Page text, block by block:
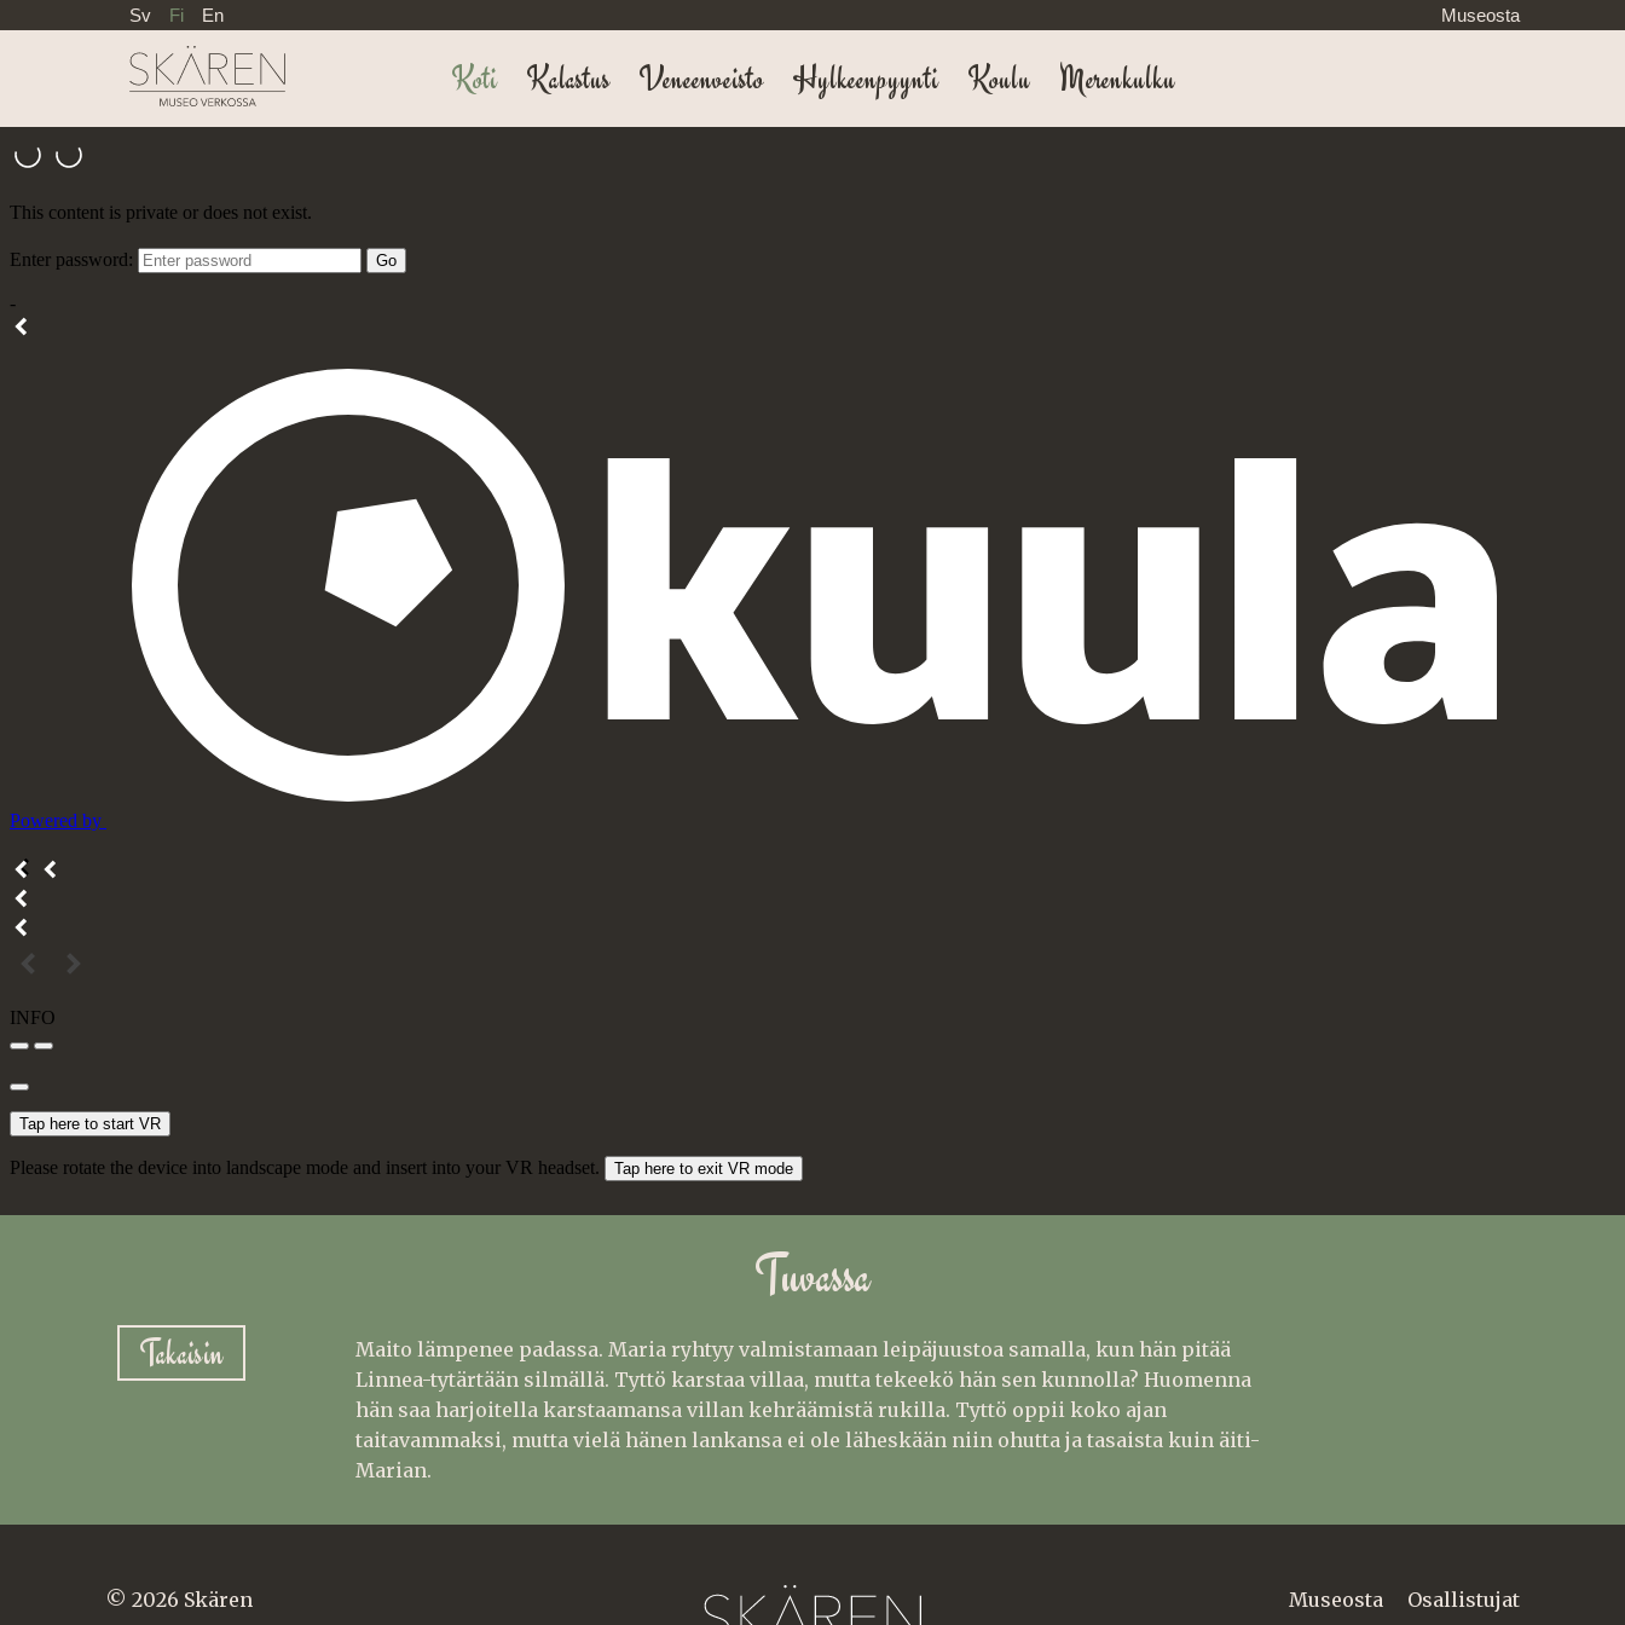
Till innehålletSv Fi En Museosta
Koti Kalastus Veneenveisto Hylkeenpyynti Koulu Merenkulku
Tuvassa
Takaisin
Maito lämpenee padassa. Maria ryhtyy valmistamaan leipäjuustoa samalla, kun hän pitää
Linnea-tytärtään silmällä. Tyttö karstaa villaa, mutta tekeekö hän sen kunnolla? Huomenna
hän saa harjoitella karstaamansa villan kehräämistä rukilla. Tyttö oppii koko ajan
taitavammaksi, mutta vielä hänen lankansa ei ole läheskään niin ohutta ja tasaista kuin äiti-
Marian.
© 2026 Skären Museosta Osallistujat